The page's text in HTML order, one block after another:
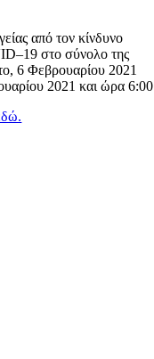
από τον κίνδυνο
στο σύνολο της
6 Φεβρουαρίου 2021
2021 και ώρα 6:00